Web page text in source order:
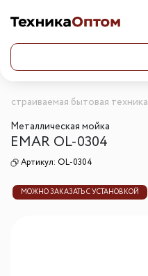
Встраиваемая бытовая техника
Металлическая мойка
EMAR OL-0304
Артикул: OL-0304
МОЖНО ЗАКАЗАТЬ С УСТАНОВКОЙ